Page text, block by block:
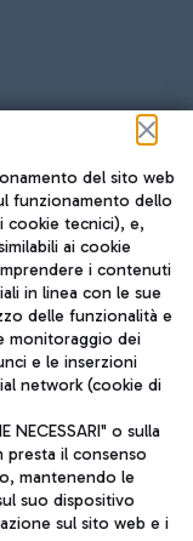
del sito web
funzionamento dello
cookie tecnici), e,
ai cookie
i contenuti
in linea con le sue
delle funzionalità e
monitoraggio dei
e le inserzioni
network (cookie di
NECESSARI" o sulla
presta il consenso
mantenendo le
suo dispositivo
sul sito web e i